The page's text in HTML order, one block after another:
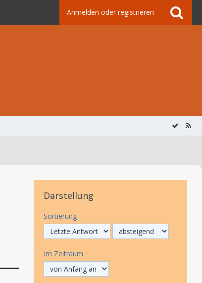
Anmelden oder registrieren
Darstellung
Sortierung
Im Zeitraum